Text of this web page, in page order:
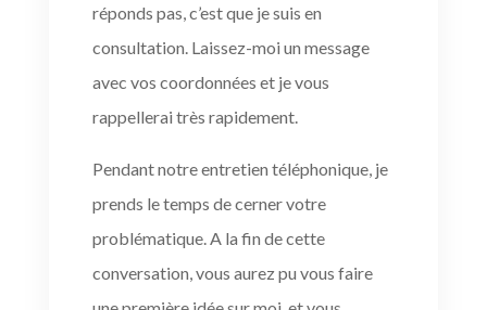
réponds pas, c’est que je suis en
consultation. Laissez-moi un message
avec vos coordonnées et je vous
rappellerai très rapidement.
Pendant notre entretien téléphonique, je
prends le temps de cerner votre
problématique. A la fin de cette
conversation, vous aurez pu vous faire